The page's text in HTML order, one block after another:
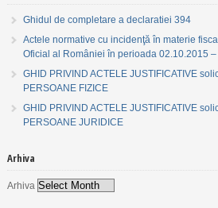
Ghidul de completare a declaratiei 394
Actele normative cu incidenţă în materie
Oficial al României în perioada 02.10.2015
GHID PRIVIND ACTELE JUSTIFICATIVE
PERSOANE FIZICE
GHID PRIVIND ACTELE JUSTIFICATIVE
PERSOANE JURIDICE
Arhiva
Arhiva